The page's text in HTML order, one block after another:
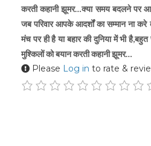
करती कहानी झूमर…क्या समय बदलने पर
जब परिवार आपके आदर्शों का सम्मान ना करे
मंच पर ही है या बहार की दुनिया में भी
मुश्किलों को बयान करती कहानी झूमर…
Please Log in to rate &